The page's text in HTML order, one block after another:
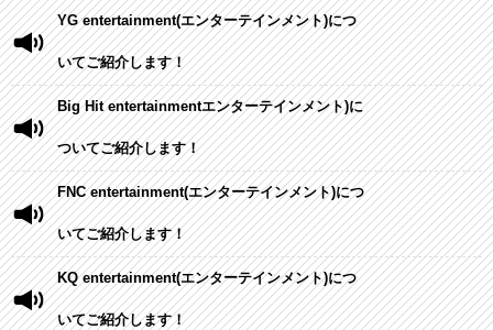
YG entertainment(エンターテインメント)につ
いてご紹介します！
Big Hit entertainmentエンターテインメント)に
ついてご紹介します！
FNC entertainment(エンターテインメント)につ
いてご紹介します！
KQ entertainment(エンターテインメント)につ
いてご紹介します！